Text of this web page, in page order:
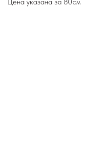
Цена указана за 80см